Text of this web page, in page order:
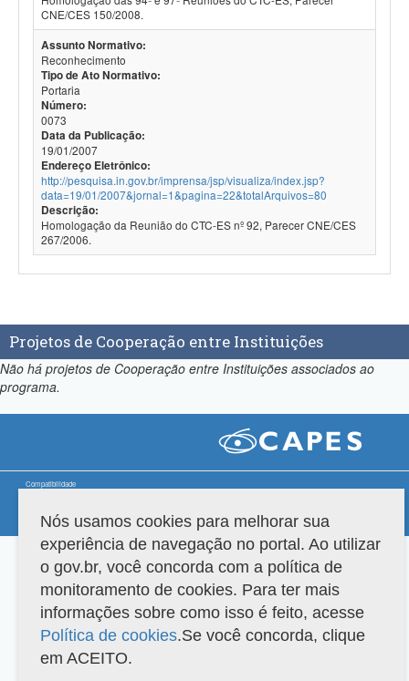
CNE/CES 150/2008.
Assunto Normativo:
Reconhecimento
Tipo de Ato Normativo:
Portaria
Número:
0073
Data da Publicação:
19/01/2007
Endereço Eletrônico:
http://pesquisa.in.gov.br/imprensa/jsp/visualiza/index.jsp?
data=19/01/2007&jornal=1&pagina=22&totalArquivos=80
Descrição:
Homologação da Reunião do CTC-ES nº 92, Parecer CNE/CES
267/2006.
Projetos de Cooperação entre Instituições
Não há projetos de Cooperação entre Instituições associados ao
programa.
Compatibilidade
Versão do sistema: 3.88.9 Copyright 2022 Capes. Todos os direitos reservados.
Nós usamos cookies para melhorar sua
experiência de navegação no portal. Ao utilizar
o gov.br, você concorda com a política de
monitoramento de cookies. Para ter mais
informações sobre como isso é feito, acesse
Política de cookies.Se você concorda, clique
em ACEITO.